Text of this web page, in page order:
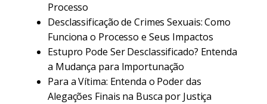
Processo
Desclassificação de Crimes Sexuais: Como
Funciona o Processo e Seus Impactos
Estupro Pode Ser Desclassificado? Entenda
a Mudança para Importunação
Para a Vítima: Entenda o Poder das
Alegações Finais na Busca por Justiça